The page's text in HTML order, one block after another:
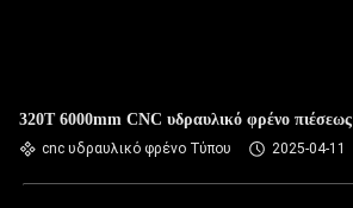
320T 6000mm CNC υδραυλικό φρένο πιέσεως
cnc υδραυλικό φρένο Τύπου 2025-04-11